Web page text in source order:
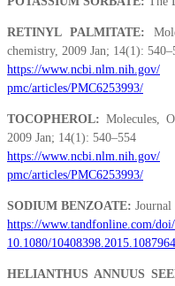
RETINYL PALMITATE:
chemistry, 2009 Jan; 14(1):
https://www.ncbi.nlm.nih.gov/
pmc/articles/PMC6253993/
TOCOPHEROL: Molecules,
2009 Jan; 14(1): 540–554
https://www.ncbi.nlm.nih.gov/
pmc/articles/PMC6253993/
SODIUM BENZOATE:
https://www.tandfonline.com/
10.1080/
HELIANTHUS ANNUUS